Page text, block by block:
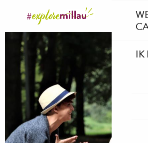
contenu
principal
IK